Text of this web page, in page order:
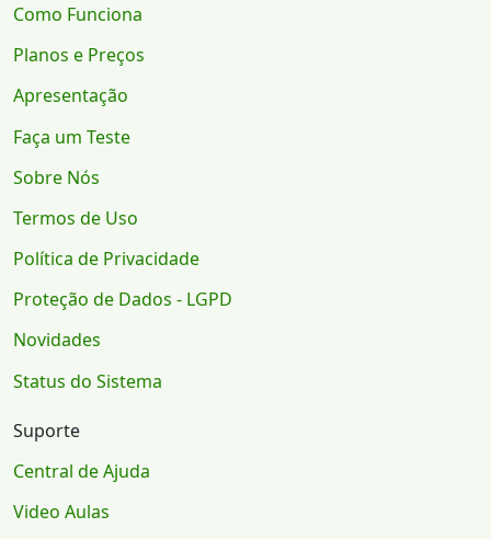
Como Funciona
Planos e Preços
Apresentação
Faça um Teste
Sobre Nós
Termos de Uso
Política de Privacidade
Proteção de Dados - LGPD
Novidades
Status do Sistema
Suporte
Central de Ajuda
Video Aulas